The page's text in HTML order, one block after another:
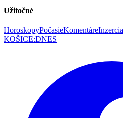
Užitočné
HoroskopyPočasieKomentáreInzercia
KOŠICE:DNES